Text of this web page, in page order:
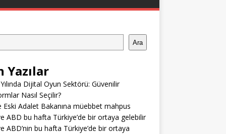
Ara
Yazılar
Dijital Oyun Sektörü: Güvenilir
Nasıl Seçilir?
Eski Adalet Bakanına müebbet mahpus
ABD bu hafta Türkiye’de bir ortaya gelebilir
ABD’nin bu hafta Türkiye’de bir ortaya